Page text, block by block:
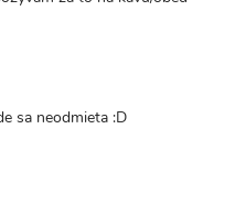
sa neodmieta :D